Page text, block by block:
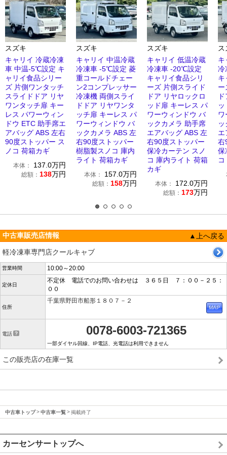
スズキ
キャリイ 冷蔵冷凍
車 中温-5℃設定 キ
ャリイ食品シリー
ズ 片側ワンタッチ
スライドドア リヤ
ワンタッチ扉 キー
レス パワーウィン
ドウ ETC 助手席エ
アバッグ ABS 左右
90度ストッパー ス
ノコ 荷箱カギ
本体： 137.0万円
総額： 138万円
スズキ
キャリイ 中温冷蔵
冷凍車 -5℃設定 菱
重コールドチェー
ン2コンプレッサー
冷凍機 両側スライ
ドドア リヤワンタ
ッチ扉 キーレス パ
ワーウィンドウ バ
ックカメラ ABS 左
右90度ストッパー
樹脂製スノコ 庫内
ライト 荷箱カギ
本体： 157.0万円
総額： 158万円
スズキ
キャリイ 低温冷蔵
冷凍車 -20℃設定
キャリイ食品シリ
ーズ 片側スライド
ドア リヤロックロ
ッド扉 キーレス パ
ワーウィンドウ バ
ックカメラ 助手席
エアバッグ ABS 左
右90度ストッパー
保冷カーテン スノ
コ 庫内ライト 荷箱
カギ
本体： 172.0万円
総額： 173万円
ス
キ
冷
キ
ー
ワ
エ
右
保
中古車販売店情報
▲上へ戻る
軽冷凍車専門店クールキャブ
営業時間 10:00～20:00
定休日
不定休 電話でのお問い合わせは ３６５日 ７：００－２５：
００
住所
千葉県野田市船形１８０７－２
電話 0078-6003-721365
一部ダイヤル回線、IP電話、光電話は利用できません
この販売店の在庫一覧
中古車トップ 中古車一覧 掲載終了
カーセンサートップへ